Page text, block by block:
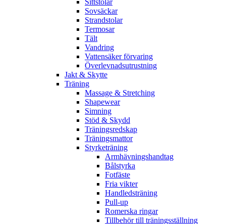
Sittstolar
Sovsäckar
Strandstolar
Termosar
Tält
Vandring
Vattensäker förvaring
Överlevnadsutrustning
Jakt & Skytte
Träning
Massage & Stretching
Shapewear
Simning
Stöd & Skydd
Träningsredskap
Träningsmattor
Styrketräning
Armhävningshandtag
Bålstyrka
Fotfäste
Fria vikter
Handledsträning
Pull-up
Romerska ringar
Tillbehör till träningsställning